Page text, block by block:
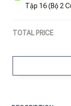
Tập 16 (Bộ 2
TOTAL PRICE